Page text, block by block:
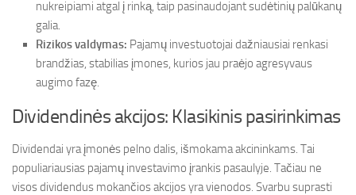
nukreipiami atgal į rinką, taip pasinaudojant sudėtinių palūkanų
galia.
Rizikos valdymas: Pajamų investuotojai dažniausiai renkasi
brandžias, stabilias įmones, kurios jau praėjo agresyvaus
augimo fazę.
Dividendinės akcijos: Klasikinis pasirinkimas
Dividendai yra įmonės pelno dalis, išmokama akcininkams. Tai
populiariausias pajamų investavimo įrankis pasaulyje. Tačiau ne
visos dividendus mokančios akcijos yra vienodos. Svarbu suprasti